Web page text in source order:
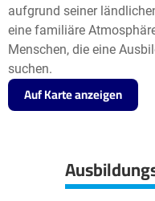
aufgrund seiner
eine familiäre
Menschen, die eine
suchen.
Auf Karte anzeigen